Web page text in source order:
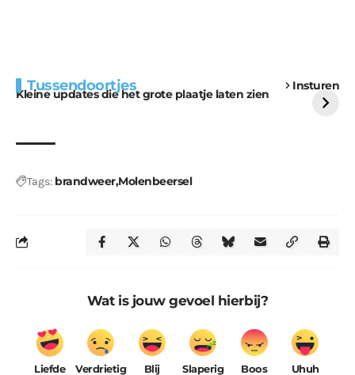
Tussendoortjes Insturen
Kleine updates die het grote plaatje laten zien
voor kabouters
uitdaging
Tags: brandweerMolenbeersel
Wat is jouw gevoel hierbij?
Liefde Verdrietig Blij Slaperig Boos Uhuh